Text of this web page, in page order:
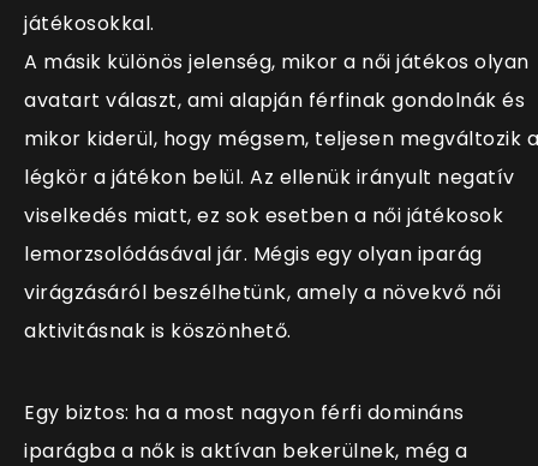
játékosokkal.
A másik különös jelenség, mikor a női játékos olyan
avatart választ, ami alapján férfinak gondolnák és
mikor kiderül, hogy mégsem, teljesen megváltozik a
légkör a játékon belül. Az ellenük irányult negatív
viselkedés miatt, ez sok esetben a női játékosok
lemorzsolódásával jár. Mégis egy olyan iparág
virágzásáról beszélhetünk, amely a növekvő női
aktivitásnak is köszönhető.
Egy biztos: ha a most nagyon férfi domináns
iparágba a nők is aktívan bekerülnek, még a